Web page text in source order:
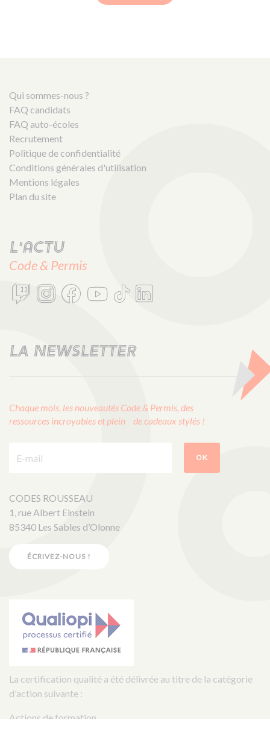
Qui sommes-nous ?
FAQ candidats
FAQ auto-écoles
Recrutement
Politique de confidentialité
Conditions générales d'utilisation
Mentions légales
Plan du site
L'actu
Code & Permis
LA NEWSLETTER
Chaque mois, les nouveautés Code & Permis, des
ressources incroyables et plein de cadeaux stylés !
OK
CODES ROUSSEAU
1, rue Albert Einstein
85340 Les Sables d’Olonne
ÉCRIVEZ-NOUS !
La certification qualité a été délivrée au titre de la catégorie
d'action suivante :
Actions de formation